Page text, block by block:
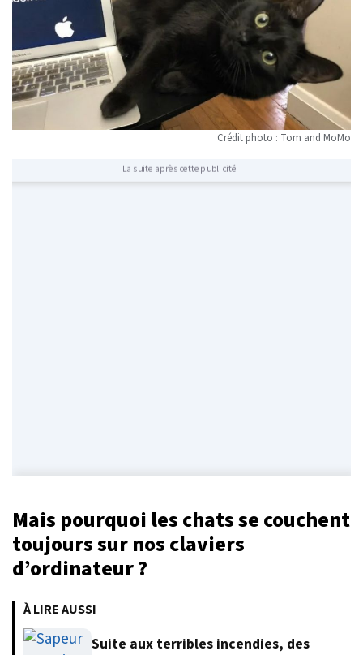
Crédit photo : Tom and MoMo
La suite après cette publicité
Mais pourquoi les chats se couchent
toujours sur nos claviers
d’ordinateur ?
À LIRE AUSSI
Suite aux terribles incendies, des